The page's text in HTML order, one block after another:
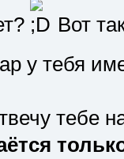
Вот
у тебя
тебе